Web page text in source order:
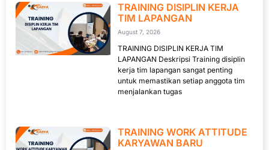
TRAINING DISIPLIN KERJA
TIM LAPANGAN
August 7, 2026
TRAINING DISIPLIN KERJA TIM
LAPANGAN Deskripsi Training disiplin
kerja tim lapangan sangat penting
untuk memastikan setiap anggota tim
menjalankan tugas
TRAINING WORK ATTITUDE
KARYAWAN BARU